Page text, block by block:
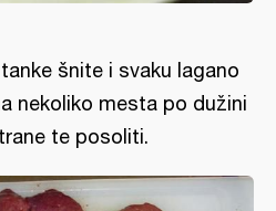
šnite i svaku lagano
nekoliko mesta po dužini
te posoliti.